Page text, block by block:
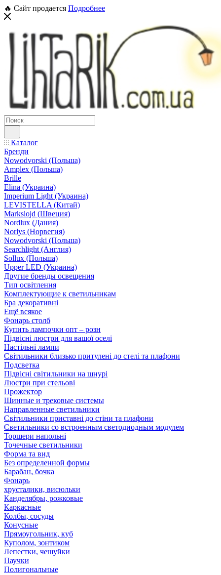
🔥 Сайт продается Подробнее
Каталог
Бренди
Nowodvorski (Польша)
Amplex (Польша)
Brille
Elina (Украина)
Imperium Light (Украина)
LEVISTELLA (Китай)
Markslojd (Швеция)
Nordlux (Дания)
Norlys (Норвегия)
Nowodvorski (Польша)
Searchlight (Англия)
Sollux (Польша)
Upper LED (Украина)
Другие бренды освещения
Тип освітлення
Комплектующие к светильникам
Бра декоративні
Ещё всякое
Фонарь столб
Купить лампочки опт – розн
Підвісні люстри для вашої оселі
Настільні лампи
Світильники близько притулені до стелі та плафони
Подсветка
Підвісні світильники на шнурі
Люстри при стельові
Прожектор
Шинные и трековые системы
Направленные светильники
Світильники приставні до стіни та плафони
Светильники со встроенным светодиодным модулем
Торшери напольні
Точечные светильники
Форма та вид
Без определенной формы
Барабан, бочка
Фонарь
хрусталики, висюльки
Канделябры, рожковые
Каркасные
Колбы, сосуды
Конусные
Прямоугольник, куб
Куполом, зонтиком
Лепестки, чешуйки
Паучки
Полигональные